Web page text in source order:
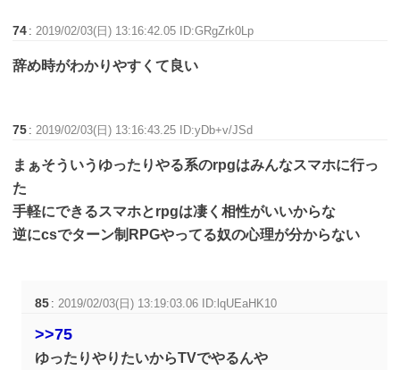
74 : 2019/02/03(日) 13:16:42.05 ID:GRgZrk0Lp
辞め時がわかりやすくて良い
75 : 2019/02/03(日) 13:16:43.25 ID:yDb+v/JSd
まぁそういうゆったりやる系のrpgはみんなスマホに行っ
た
手軽にできるスマホとrpgは凄く相性がいいからな
逆にcsでターン制RPGやってる奴の心理が分からない
85 : 2019/02/03(日) 13:19:03.06 ID:lqUEaHK10
>>75
ゆったりやりたいからTVでやるんや